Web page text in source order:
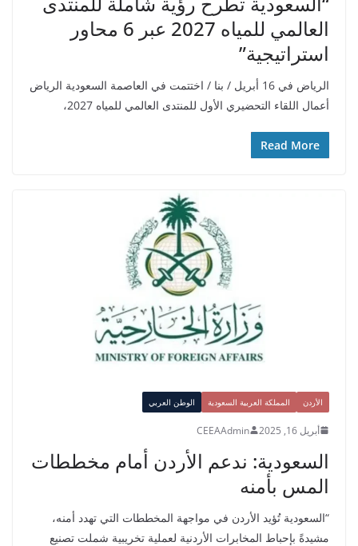
العالمي للمياه 2027 عبر 6 محاور
استراتيجية”
الرياض في 16 أبريل / بنا / اختتمت في العاصمة السعودية الرياض
أعمال اللقاء التحضيري الأول للمنتدى العالمي للمياه 2027،
Read More
الأردن المملكة العربية السعودية الوطن العربي
أبريل 16, 2025 CEEAAdmin
السعودية: ندعم الأردن أمام مخططات
المس بأمنه
“السعودية تُؤيد الأردن في مواجهة المخططات التي تهدد أمنه،
مشيدةً بإحباط المخابرات الأردنية لعملية تخريبية شملت تصنيع